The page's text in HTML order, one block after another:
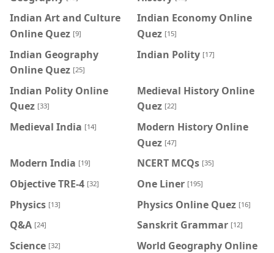
Indian Art and Culture
Online Quez [9]
Indian Economy Online
Quez [15]
Indian Geography
Online Quez [25]
Indian Polity [17]
Indian Polity Online
Quez [33]
Medieval History Online
Quez [22]
Medieval India [14]
Modern History Online
Quez [47]
Modern India [19] NCERT MCQs [35]
Objective TRE-4 [32] One Liner [195]
Physics [13] Physics Online Quez [16]
Q&A [24] Sanskrit Grammar [12]
Science [32]
World Geography Online